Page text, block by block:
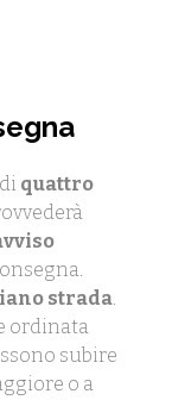
quattro
strada.
ordinata
subire
o a